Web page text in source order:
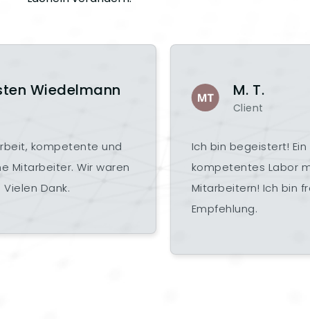
M. T.
Ich bin begeistert! Ein sehr
kompetentes Labor mit sehr netten
Mitarbeitern! Ich bin froh über die